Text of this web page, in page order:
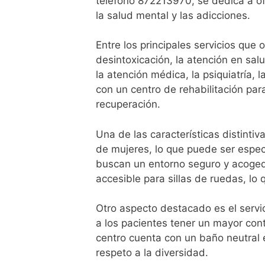
la salud mental y las adicciones.
Entre los principales servicios que
desintoxicación, la atención en
la atención médica, la psiquiatría,
con un centro de rehabilitación
recuperación.
Una de las características
de mujeres, lo que puede ser
buscan un entorno seguro y
accesible para sillas de ruedas, lo
Otro aspecto destacado es el
a los pacientes tener un mayor
centro cuenta con un baño neutral
respeto a la diversidad.